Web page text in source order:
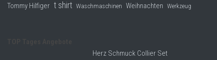
Tommy Hilfiger t shirt Waschmaschinen Weihnachten Werkzeug
Herz Schmuck Collier Set